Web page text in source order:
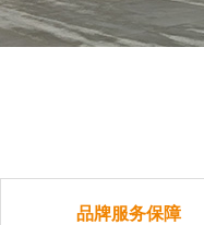
品牌服务保障